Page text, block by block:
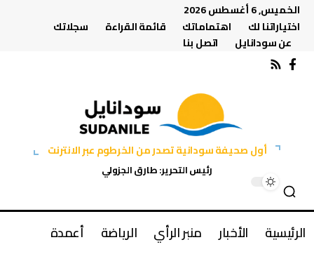
الخميس, 6 أغسطس 2026
اختياراتنا لك
اهتماماتك قائمة القراءة
سجلاتك
عن سودانايل
اتصل بنا
أول صحيفة سودانية تصدر من الخرطوم عبر الانترنت
رئيس التحرير: طارق الجزولي
الرئيسية الأخبار منبر الرأي الرياضة
أعمدة